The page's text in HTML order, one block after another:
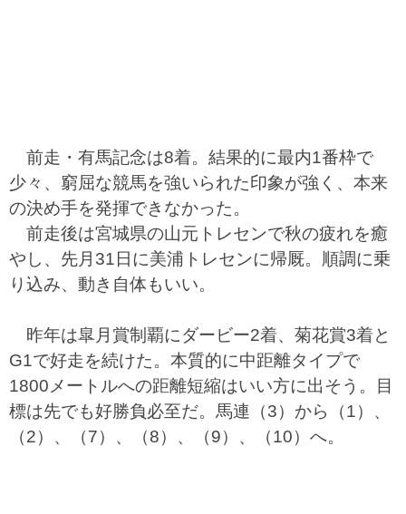
前走・有馬記念は8着。結果的に最内1番枠で
少々、窮屈な競馬を強いられた印象が強く、本来
の決め手を発揮できなかった。
前走後は宮城県の山元トレセンで秋の疲れを癒
やし、先月31日に美浦トレセンに帰厩。順調に乗
り込み、動き自体もいい。
昨年は皐月賞制覇にダービー2着、菊花賞3着と
G1で好走を続けた。本質的に中距離タイプで
1800メートルへの距離短縮はいい方に出そう。目
標は先でも好勝負必至だ。馬連（3）から（1）、
（2）、（7）、（8）、（9）、（10）へ。